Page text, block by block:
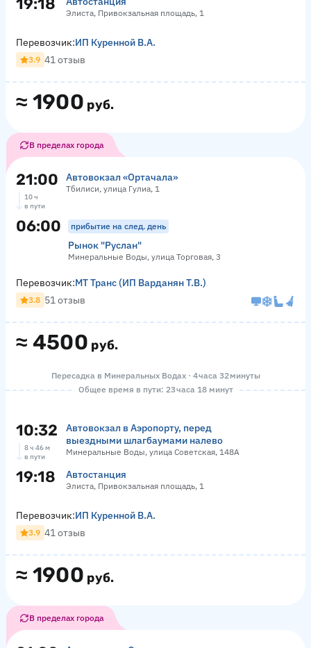
19:18 Элиста, Привокзальная площадь, 1
≈ 1900 руб.
Перевозчик:ИП Куренной В.А.
3.9 41 отзыв
В пределах города
21:00 Автовокзал «Ортачала»
Тбилиси, улица Гулиа, 1
10 ч
в пути
06:00 прибытие на след. день
Рынок "Руслан"
Минеральные Воды, улица Торговая, 3
≈ 4500 руб.
Перевозчик:МТ Транс (ИП Варданян Т.В.)
3.8 51 отзыв
Пересадка в Минеральных Водах · 4 часа 32 минуты
Общее время в пути: 23 часа 18 минут
10:32
Автовокзал в Аэропорту, перед
выездными шлагбаумами налево
Минеральные Воды, улица Советская, 148А
8 ч 46 м
в пути
19:18 Автостанция
Элиста, Привокзальная площадь, 1
≈ 1900 руб.
Перевозчик:ИП Куренной В.А.
3.9 41 отзыв
В пределах города